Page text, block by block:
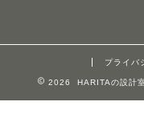
プライバ
2026 HARITAの設計室